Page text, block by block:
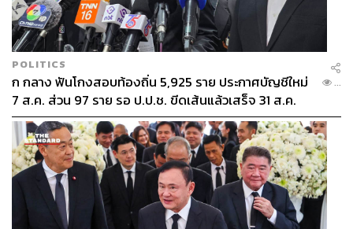
POLITICS
ก กลาง ฟันโกงสอบท้องถิ่น 5,925 ราย ประกาศบัญชีใหม่
7 ส.ค. ส่วน 97 ราย รอ ป.ป.ช. ขีดเส้นแล้วเสร็จ 31 ส.ค.
...